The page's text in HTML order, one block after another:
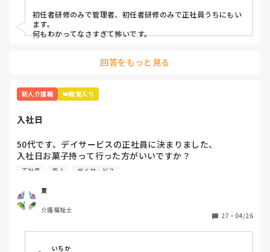
初任者研修のみで管理者、初任者研修のみで正社員うちにもい
ます。
何もわかってなさすぎて怖いです。
回答をもっと見る
新人介護職 👑殿堂入り
入社日
50代です、デイサービスの正社員に決まりました、
入社日お菓子持って行った方がいいですか？
介護職経験は、デイケア、グループホーム、などあります
せてくださいませ
正社員 新人 デイサービス
夏
介護福祉士
27 ・ 04/26
いちか